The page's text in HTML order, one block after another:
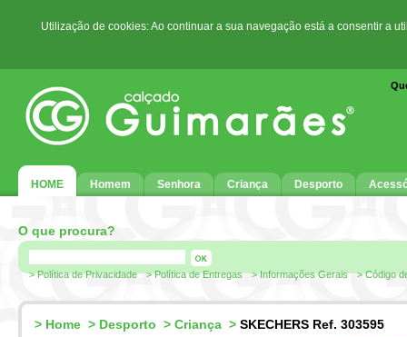
Utilização de cookies: Ao continuar a sua navegação está a consentir a
HOME Homem Senhora Criança Desporto
O que procura?
> Política de Privacidade > Política de Entregas > Informações Gerais > Código
> Home > Desporto > Criança > SKECHERS Ref. 303595